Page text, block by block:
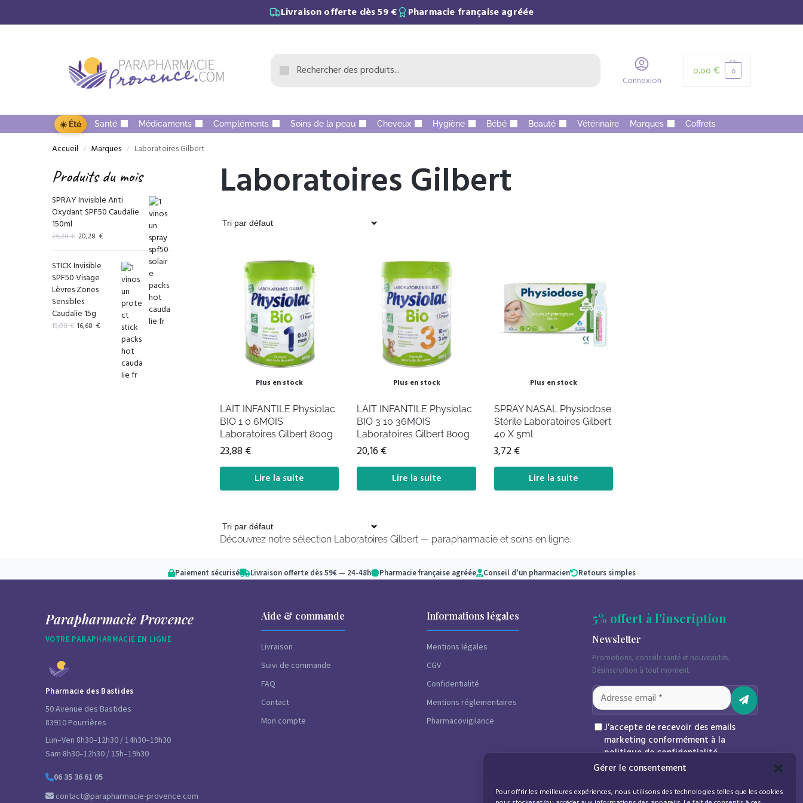
Gérer le consentement
Pour offrir les meilleures expériences, nous utilisons des technologies telles que les cookies
Livraison offerte dès 59 € Pharmacie française agréée
Connexion
0,00 € 0
☀️ Été Santé Médicaments Compléments Soins de la peau Cheveux Hygiène Bébé Beauté Vétérinaire Marques Coffrets
Accueil / Marques / Laboratoires Gilbert
Laboratoires Gilbert
Plus en stock
LAIT INFANTILE Physiolac
BIO 1 0 6MOIS
Laboratoires Gilbert 800g
23,88 €
Lire la suite
Plus en stock
LAIT INFANTILE Physiolac
BIO 3 10 36MOIS
Laboratoires Gilbert 800g
20,16 €
Lire la suite
Plus en stock
SPRAY NASAL Physiodose
Stérile Laboratoires Gilbert
40 X 5ml
3,72 €
Lire la suite
Découvrez notre sélection Laboratoires Gilbert — parapharmacie et soins en ligne.
Produits du mois
SPRAY Invisible Anti
Oxydant SPF50 Caudalie
150ml
26,28€ 20,28 €
STICK Invisible
SPF50 Visage
Lèvres Zones
Sensibles
Caudalie 15g
19,08€ 16,68 €
Paiement sécurisé Livraison offerte dès 59€ — 24-48h Pharmacie française agréée Conseil d'un pharmacien Retours simples
Parapharmacie Provence
VOTRE PARAPHARMACIE EN LIGNE
Pharmacie des Bastides
50 Avenue des Bastides
83910 Pourrières
Lun–Ven 8h30–12h30 / 14h30–19h30
Sam 8h30–12h30 / 15h–19h30
06 35 36 61 05
contact@parapharmacie-provence.com
Aide & commande
Livraison
Suivi de commande
FAQ
Contact
Mon compte
Informations légales
Mentions légales
CGV
Confidentialité
Mentions réglementaires
Pharmacovigilance
5% offert à l'inscription
Newsletter
Promotions, conseils santé et nouveautés.
Désinscription à tout moment.
J'accepte de recevoir des emails
marketing conformément à la
politique de confidentialité